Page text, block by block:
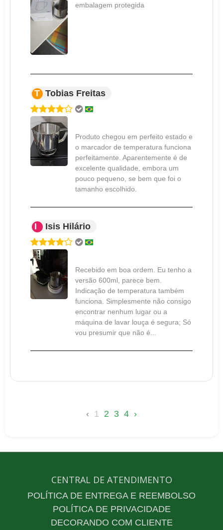
embalagem protegida
T Tobias Freitas
Produto chegou em perfeito estado e
o marcador de temperatura funciona
perfeitamente. Aparentemente é de
excelente qualidade, embora um
pouco pequeno, se bem que foi o
tamanho escolhido.
I Isis Hilário
Recebido em boa ordem. Eu tenho a
versão 600ml, parece bem.
Indicação de temperatura também
funciona. Simplesmente não consigo
encontrar nenhum lugar ou a
máquina de lavar louça é segura; Só
vou presumir que não é...
‹ 1 2 3 4 ›
CENTRAL DE ATENDIMENTO
POLÍTICA DE ENTREGA E REEMBOLSO
POLÍTICA DE PRIVACIDADE
DECORANDO COM CLIENTE